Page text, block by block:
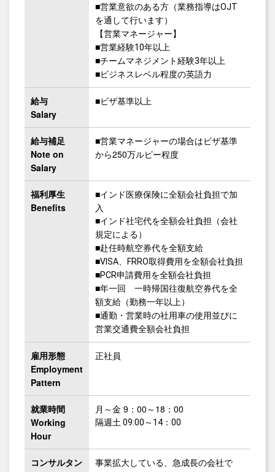
■営業意欲のある方（業務指導はOJT
を通して行います）
【営業マネージャー】
■営業経験10年以上
■チームマネジメント経験3年以上
■ビジネスレベル程度の英語力
給与
Salary
■ビザ基準以上
給与補足
Note on
Salary
■営業マネージャーの場合はビザ基準
から250万ルピー程度
福利厚生
Benefits
■インド医療保険に全額会社負担で加
入
■インド社宅代を全額会社負担（会社
規定による）
■赴任時航空券代を全額支給
■VISA、FRRO取得費用を全額会社負担
■PCR申請費用を全額会社負担
■年一回 一時帰国往復航空券代を全
額支給（勤務一年以上）
■通勤・営業時の社用車の使用並びに
営業交通費全額会社負担
雇用形態
Employment
Pattern
正社員
就業時間
Working
Hour
月～金 9：00～18：00
隔週土 09:00～14：00
コンサルタン
事業拡大している、急成長の会社で